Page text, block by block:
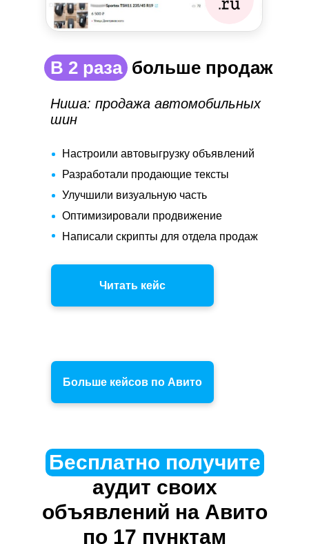
В 2 раза | больше продаж
Настроили автовыгрузку объявлений
Разработали продающие тексты
Улучшили визуальную часть
Оптимизировали продвижение
Написали скрипты для отдела продаж
Ниша: продажа автомобильных
шин
Читать кейс
Больше кейсов по Авито
Читать кейс
Бесплатно получите
объявлений на Авито
по 17 пунктам
Бесплатно получите
аудит своих
объявлений на Авито
по 17 пунктам
Истории, которыми мы
гордимся
Наши клиенты- лучшая
рекомендация
Истории, которыми мы
гордимся